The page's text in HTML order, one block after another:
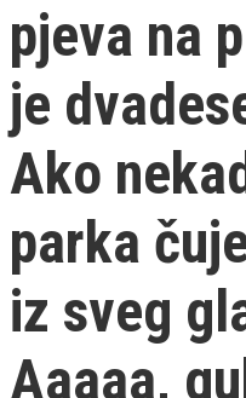
pjeva na
je
Ako
parka
iz sveg
Aaaaa,